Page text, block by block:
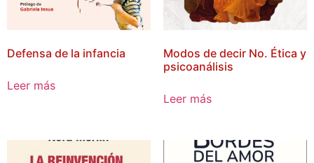
Defensa de la infancia
Leer más
Modos de decir No. Ética y
psicoanálisis
Leer más